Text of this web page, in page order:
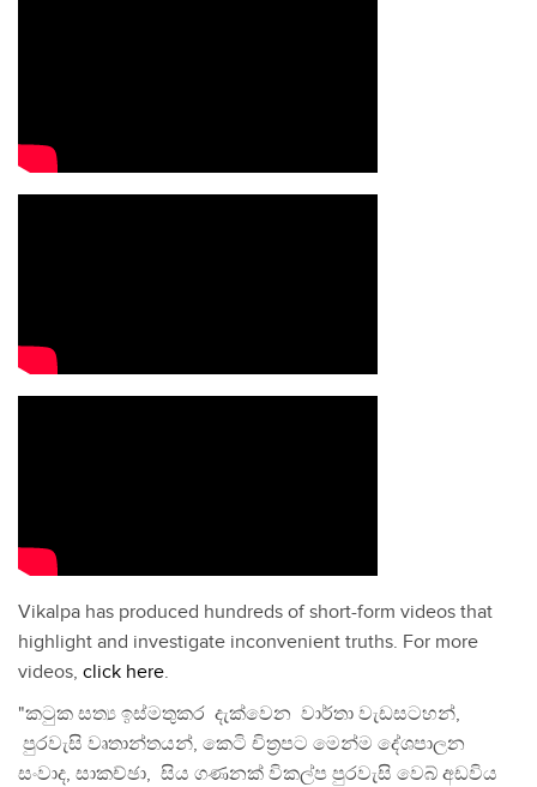
Vikalpa has produced hundreds of short-form videos that
highlight and investigate inconvenient truths. For more
videos, click here.
"කටුක සත්‍ය ඉස්මතුකර දැක්වෙන වාර්තා වැඩසටහන්,
පුරවැසි වෘතාන්තයන්, කෙටි චිත්‍රපට මෙන්ම දේශපාලන
සංවාද, සාකච්ඡා, සිය ගණනක් විකල්ප පුරවැසි වෙබ් අඩවිය